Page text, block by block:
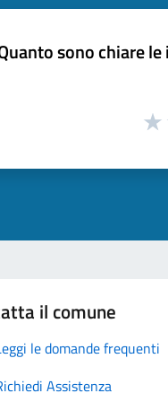
sono chiare
il comune
le domande frequenti
Assistenza